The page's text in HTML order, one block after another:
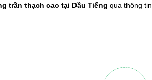
trần thạch cao tại Dầu Tiếng qua thông